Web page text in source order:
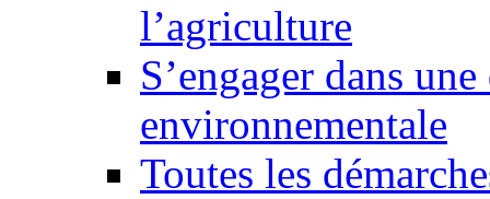
l’agriculture
S’engager dans
environnementale
Toutes les